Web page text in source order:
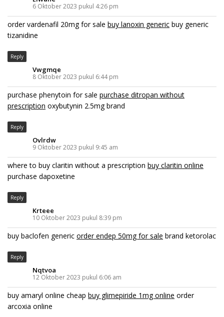
6 Oktober 2023 pukul 4:26 pm
order vardenafil 20mg for sale buy lanoxin generic buy generic
tizanidine
Reply
Vwgmqe
8 Oktober 2023 pukul 6:44 pm
purchase phenytoin for sale purchase ditropan without
prescription oxybutynin 2.5mg brand
Reply
Ovlrdw
9 Oktober 2023 pukul 9:45 am
where to buy claritin without a prescription buy claritin online
purchase dapoxetine
Reply
Krteee
10 Oktober 2023 pukul 8:39 pm
buy baclofen generic order endep 50mg for sale brand ketorolac
Reply
Nqtvoa
12 Oktober 2023 pukul 6:06 am
buy amaryl online cheap buy glimepiride 1mg online order
arcoxia online